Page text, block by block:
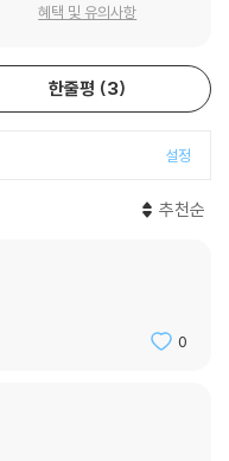
하라
혜택 및 유의사항
한줄평 3
설정
추천순
0